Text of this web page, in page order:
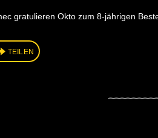
gratulieren Okto zum 8-jährigen
TEILEN